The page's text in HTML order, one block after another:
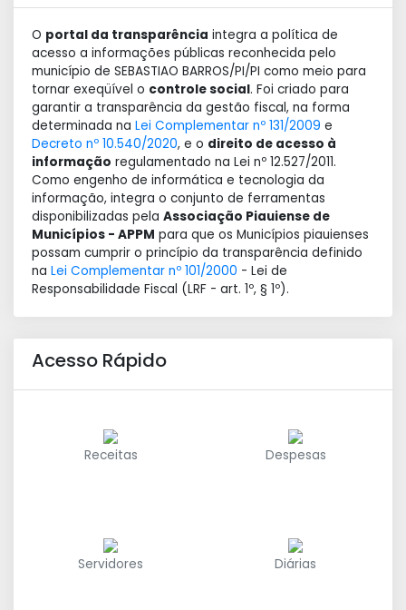
O portal da transparência integra a política de
acesso a informações públicas reconhecida pelo
município de SEBASTIAO BARROS/PI/PI como meio para
tornar exeqüível o controle social. Foi criado para
garantir a transparência da gestão fiscal, na forma
determinada na Lei Complementar nº 131/2009 e
Decreto nº 10.540/2020, e o direito de acesso à
informação regulamentado na Lei nº 12.527/2011.
Como engenho de informática e tecnologia da
informação, integra o conjunto de ferramentas
disponibilizadas pela Associação Piauiense de
Municípios - APPM para que os Municípios piauienses
possam cumprir o princípio da transparência definido
na Lei Complementar nº 101/2000 - Lei de
Responsabilidade Fiscal (LRF - art. 1º, § 1º).
Acesso Rápido
Receitas Despesas
Servidores Diárias